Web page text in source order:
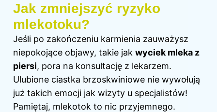
Jak zmniejszyć ryzyko
mlekotoku?
Jeśli po zakończeniu karmienia zauważysz
niepokojące objawy, takie jak wyciek mleka z
piersi, pora na konsultację z lekarzem.
Ulubione ciastka brzoskwiniowe nie wywołują
już takich emocji jak wizyty u specjalistów!
Pamiętaj, mlekotok to nic przyjemnego.